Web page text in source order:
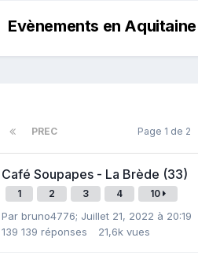
Evènements en Aquitaine
PREC Page 1 de 2
Café Soupapes - La Brède (33)
1 2 3 4 10
Par bruno4776; Juillet 21, 2022 à 20:19
139 139 réponses 21,6k vues